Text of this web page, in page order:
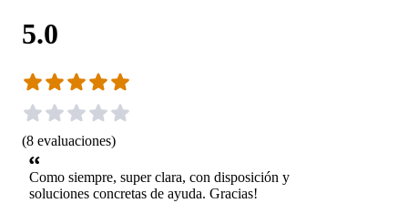
5.0
(8 evaluaciones)
Como siempre, super clara, con disposición y
soluciones concretas de ayuda. Gracias!